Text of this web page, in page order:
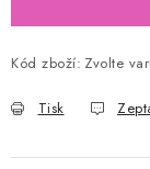
Kód zboží: Zvolte
Tisk